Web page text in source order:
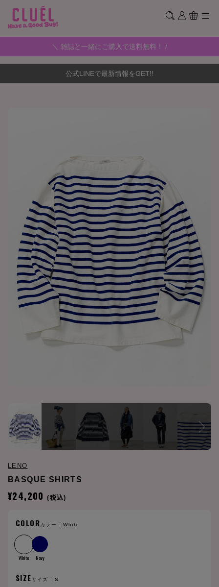
＼ 雑誌と一緒にご購入で送料無料！ /
公式LINEで最新情報をGET!!
LENO
BASQUE SHIRTS
¥24,200 (税込)
COLORカラー :White
White Navy
SIZEサイズ :S